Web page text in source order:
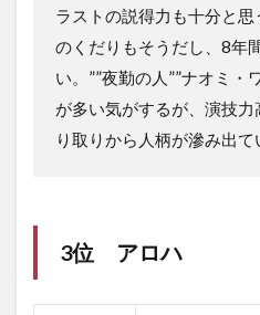
ラストの説得力も十分と
のくだりもそうだし、8年
い。””夜勤の人””ナオミ
が多い気がするが、演技
り取りから人柄が滲み出て
3位 アロハ